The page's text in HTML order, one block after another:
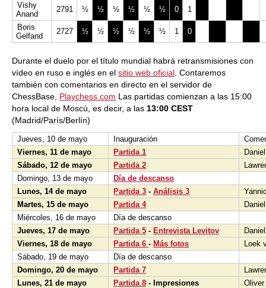
Vishy
Anand
2791 ½ ½ ½ ½ ½ ½ 0
1
Boris
Gelfand
2727 ½ ½ ½ ½ ½ ½ 1 0
Durante el duelo por el título mundial habrá retransmisiones con
vídeo en ruso e inglés en el sitio web oficial . Contaremos
también con comentarios en directo en el servidor de
ChessBase, Playchess.com Las partidas comienzan a las 15:00
hora local de Moscú, es decir, a las 13:00 CEST
(Madrid/París/Berlín)
Jueves, 10 de mayo Inauguración
Viernes, 11 de mayo
Partida 1
Sábado, 12 de mayo
Partida 2
Domingo, 13 de mayo
Día de descanso
Lunes, 14 de mayo
Partida 3 -Análisis 3
Martes, 15 de mayo
Partida 4
Miércoles, 16 de mayo
Día de descanso
Jueves, 17 de mayo
Partida 5 - Entrevista Levitov
Viernes, 18 de mayo
Partida 6- Más fotos
Loek
Sábado, 19 de mayo
Día de descanso
Domingo, 20 de mayo
Partida 7
Lunes, 21 de mayo
Partida 8 - Impresiones
Oliver